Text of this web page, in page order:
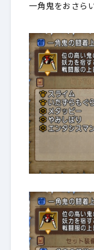
一角鬼をおさら